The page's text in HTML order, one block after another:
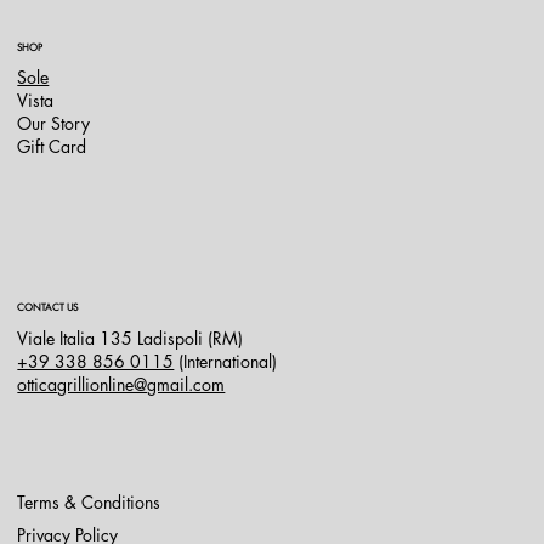
SHOP
Sole
Vista
Our Story
Gift Card
CONTACT US
Viale Italia 135 Ladispoli (RM)
+39 338 856 0115 (International)
otticagrillionline@gmail.com
Terms & Conditions
Privacy Policy